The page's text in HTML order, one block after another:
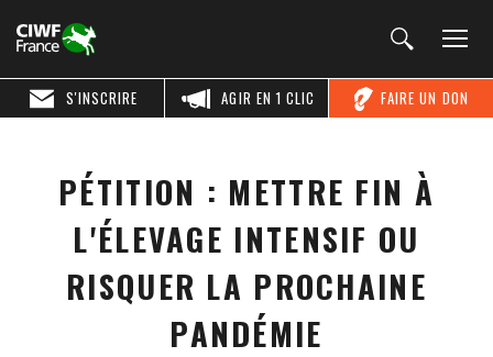
FAIRE UN DON
AGIR EN 1 CLIC
S'INSCRIRE
PÉTITION : METTRE FIN À
L'ÉLEVAGE INTENSIF OU
RISQUER LA PROCHAINE
PANDÉMIE